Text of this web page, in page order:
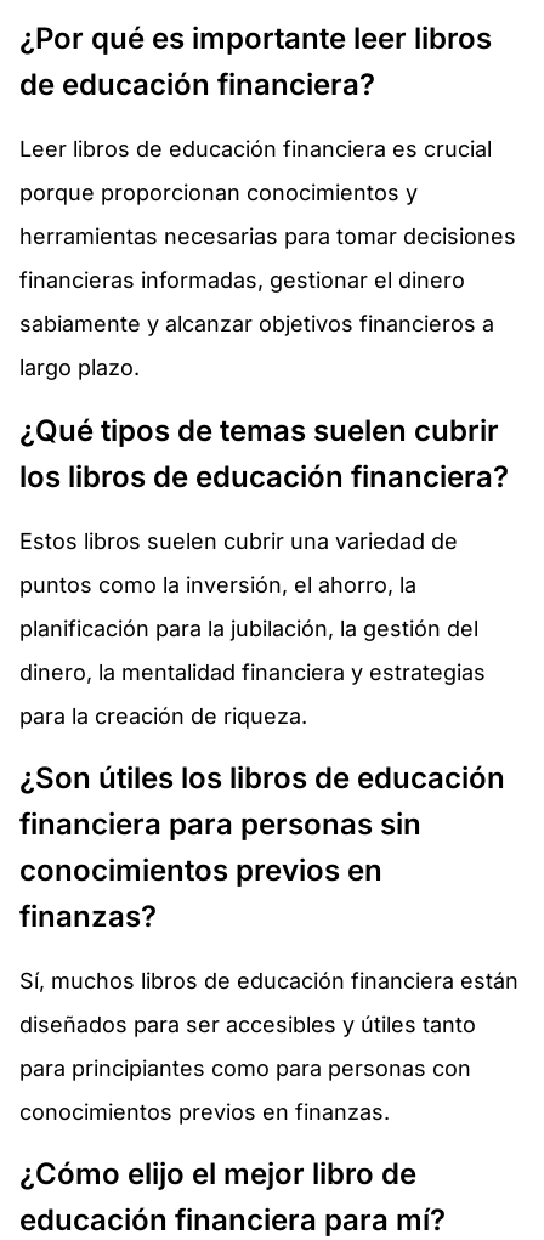
¿Por qué es importante leer libros
de educación financiera?
Leer libros de educación financiera es crucial
porque proporcionan conocimientos y
herramientas necesarias para tomar decisiones
financieras informadas, gestionar el dinero
sabiamente y alcanzar objetivos financieros a
largo plazo.
¿Qué tipos de temas suelen cubrir
los libros de educación financiera?
Estos libros suelen cubrir una variedad de
puntos como la inversión, el ahorro, la
planificación para la jubilación, la gestión del
dinero, la mentalidad financiera y estrategias
para la creación de riqueza.
¿Son útiles los libros de educación
financiera para personas sin
conocimientos previos en
finanzas?
Sí, muchos libros de educación financiera están
diseñados para ser accesibles y útiles tanto
para principiantes como para personas con
conocimientos previos en finanzas.
¿Cómo elijo el mejor libro de
educación financiera para mí?